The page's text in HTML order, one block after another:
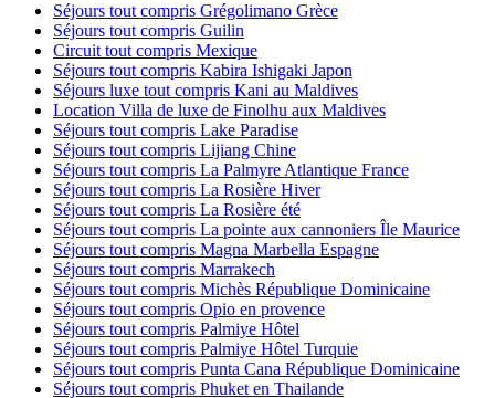
Séjours tout compris Grégolimano Grèce
Séjours tout compris Guilin
Circuit tout compris Mexique
Séjours tout compris Kabira Ishigaki Japon
Séjours luxe tout compris Kani au Maldives
Location Villa de luxe de Finolhu aux Maldives
Séjours tout compris Lake Paradise
Séjours tout compris Lijiang Chine
Séjours tout compris La Palmyre Atlantique France
Séjours tout compris La Rosière Hiver
Séjours tout compris La Rosière été
Séjours tout compris La pointe aux cannoniers Île Maurice
Séjours tout compris Magna Marbella Espagne
Séjours tout compris Marrakech
Séjours tout compris Michès République Dominicaine
Séjours tout compris Opio en provence
Séjours tout compris Palmiye Hôtel
Séjours tout compris Palmiye Hôtel Turquie
Séjours tout compris Punta Cana République Dominicaine
Séjours tout compris Phuket en Thailande